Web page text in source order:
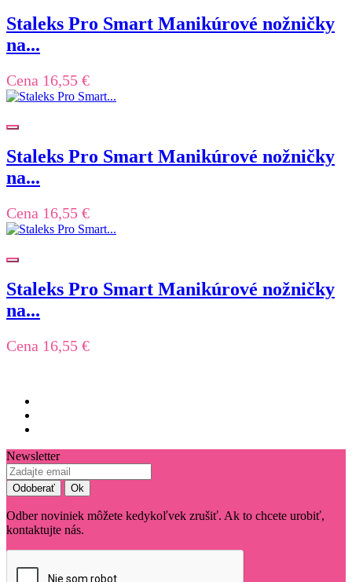
Staleks Pro Smart Manikúrové nožničky
na...
Cena 16,55 €
Staleks Pro Smart Manikúrové nožničky
na...
Cena 16,55 €
Staleks Pro Smart Manikúrové nožničky
na...
Cena 16,55 €
Newsletter
Odber noviniek môžete kedykoľvek zrušiť. Ak to chcete urobiť,
kontaktujte nás.